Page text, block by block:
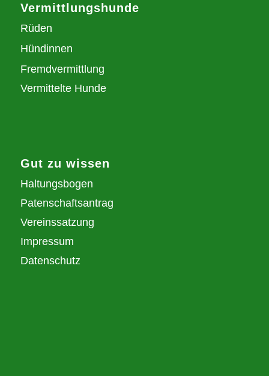
Vermittlungshunde
Rüden
Hündinnen
Fremdvermittlung
Vermittelte Hunde
Gut zu wissen
Haltungsbogen
Patenschaftsantrag
Vereinssatzung
Impressum
Datenschutz